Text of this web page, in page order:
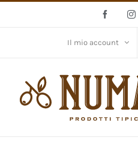
Facebook
Il mio account